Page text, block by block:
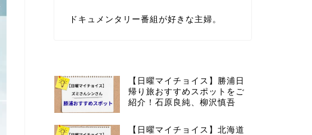
ドキュメンタリー番組が好きな主婦。
【日曜マイチョイス】勝浦日
帰り旅おすすめスポットをご
紹介！石原良純、柳沢慎吾
【日曜マイチョイス】北海道